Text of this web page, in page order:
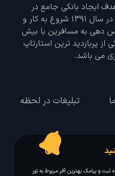
ایجاد بانکی جامع در
تمامی زمینه های گردشگری در سال 1391 شروع به کار و
سال سرویس دهی به مسافرین با بیش
پربازدید ترین استارتاپ
می باشد.
تبلیغات در لحظه
و پیامک بهترین آفر مربوط به تور